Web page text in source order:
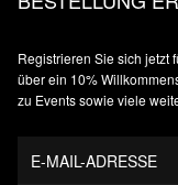
Registrieren Sie sich jetzt
über ein 10%
zu Events sowie viele
E-MAIL-ADRESSE